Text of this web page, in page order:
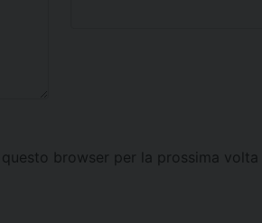
browser per la prossima